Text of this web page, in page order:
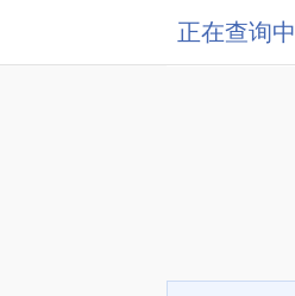
正在查询中